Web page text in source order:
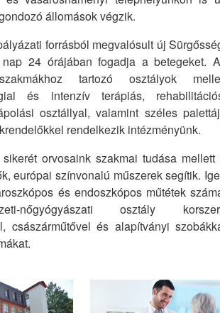
állomások végzik.
forrásból megvalósult új
24 órájában fogadja a betegeket.
tartozó osztályok
és intenzív terápiás,
osztállyal, valamint széles
rendelkezik intézményünk.
orvosaink szakmai tudása mellett
európai színvonalú műszerek segítik.
és endoszkópos műtétek
nőgyógyászati osztály
császárműtővel és alapítványi